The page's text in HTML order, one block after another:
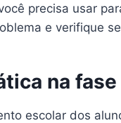
precisa usar
e verifique
na
escolar dos